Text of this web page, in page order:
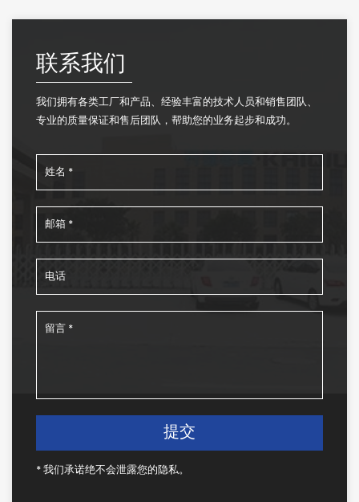
联系我们
我们拥有各类工厂和产品、经验丰富的技术人员和销售团队、
专业的质量保证和售后团队，帮助您的业务起步和成功。
* 我们承诺绝不会泄露您的隐私。